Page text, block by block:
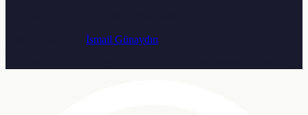
İsmail Günaydın